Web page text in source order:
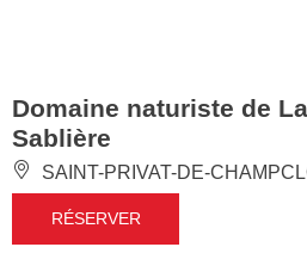
Domaine naturiste de La
Sablière
SAINT-PRIVAT-DE-
RÉSERVER